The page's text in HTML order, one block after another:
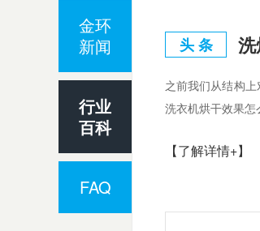
头 条
之前我们从结构
洗衣机烘干效果怎
【了解详情+】
金环
新闻
行业
百科
FAQ